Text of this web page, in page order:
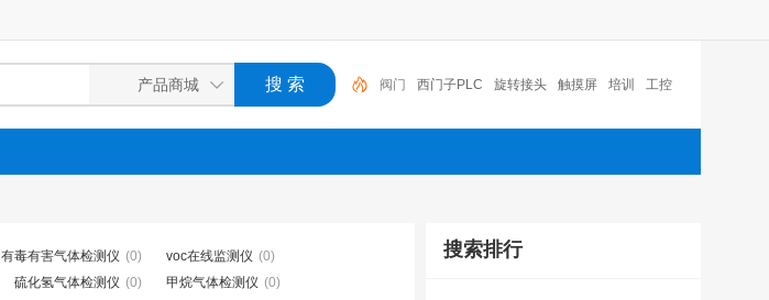
阀门 西门子PLC 旋转接头 触摸屏 培训 工控
工控机 变送器 球阀 plc 阀门
有毒有害气体检测仪 (0) voc在线监测仪 (0)
硫化氢气体检测仪 (0) 甲烷气体检测仪 (0)
搜索排行